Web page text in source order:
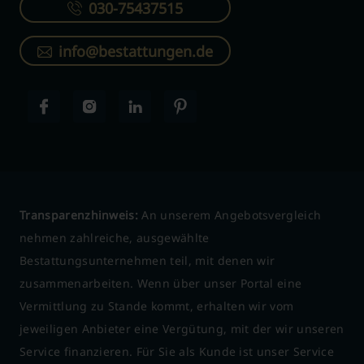
030-75437515
info@bestattungen.de
Transparenzhinweis: An unserem Angebotsvergleich
nehmen zahlreiche, ausgewählte
Bestattungsunternehmen teil, mit denen wir
zusammenarbeiten. Wenn über unser Portal eine
Vermittlung zu Stande kommt, erhalten wir vom
jeweiligen Anbieter eine Vergütung, mit der wir unseren
Service finanzieren. Für Sie als Kunde ist unser Service